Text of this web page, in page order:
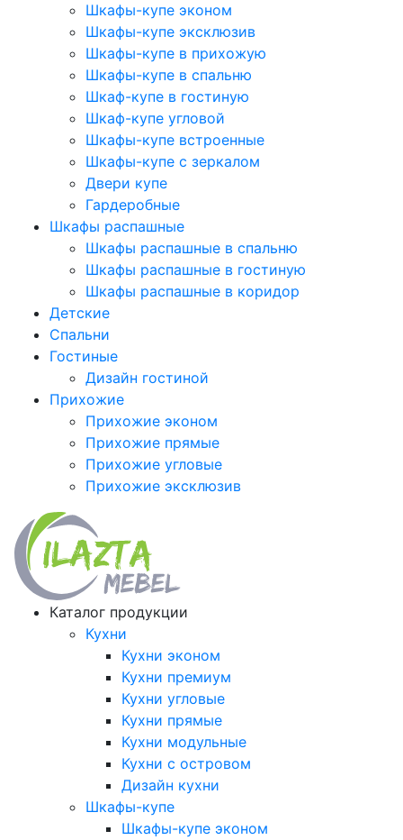
Шкафы-купе эконом
Шкафы-купе эксклюзив
Шкафы-купе в прихожую
Шкафы-купе в спальню
Шкаф-купе в гостиную
Шкаф-купе угловой
Шкафы-купе встроенные
Шкафы-купе с зеркалом
Двери купе
Гардеробные
Шкафы распашные
Шкафы распашные в спальню
Шкафы распашные в гостиную
Шкафы распашные в коридор
Детские
Спальни
Гостиные
Дизайн гостиной
Прихожие
Прихожие эконом
Прихожие прямые
Прихожие угловые
Прихожие эксклюзив
Каталог продукции
Кухни
Кухни эконом
Кухни премиум
Кухни угловые
Кухни прямые
Кухни модульные
Кухни с островом
Дизайн кухни
Шкафы-купе
Шкафы-купе эконом